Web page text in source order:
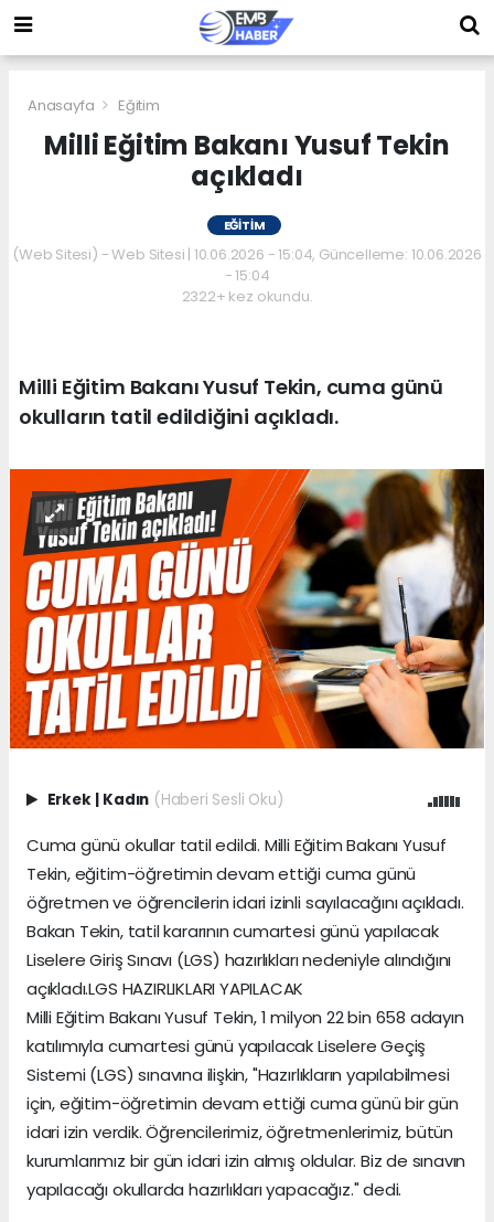
Anasayfa Eğitim
Milli Eğitim Bakanı Yusuf Tekin
açıkladı
EĞITIM
(Web Sitesi) - Web Sitesi | 10.06.2026 - 15:04, Güncelleme: 10.06.2026
- 15:04
2322+ kez okundu.
Milli Eğitim Bakanı Yusuf Tekin, cuma günü
okulların tatil edildiğini açıkladı.
Erkek | Kadın (Haberi Sesli Oku)
Cuma günü okullar tatil edildi. Milli Eğitim Bakanı Yusuf
Tekin, eğitim-öğretimin devam ettiği cuma günü
öğretmen ve öğrencilerin idari izinli sayılacağını açıkladı.
Bakan Tekin, tatil kararının cumartesi günü yapılacak
Liselere Giriş Sınavı (LGS) hazırlıkları nedeniyle alındığını
açıkladı.LGS HAZIRLIKLARI YAPILACAK
Milli Eğitim Bakanı Yusuf Tekin, 1 milyon 22 bin 658 adayın
katılımıyla cumartesi günü yapılacak Liselere Geçiş
Sistemi (LGS) sınavına ilişkin, "Hazırlıkların yapılabilmesi
için, eğitim-öğretimin devam ettiği cuma günü bir gün
idari izin verdik. Öğrencilerimiz, öğretmenlerimiz, bütün
kurumlarımız bir gün idari izin almış oldular. Biz de sınavın
yapılacağı okullarda hazırlıkları yapacağız." dedi.